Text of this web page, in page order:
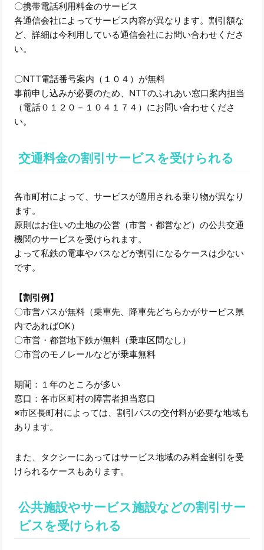
〇携帯電話利用料金のサービス
各通信会社によってサービス内容が異なります。割引額な
ど、詳細は今利用している通信会社にお問い合わせくださ
い。
〇NTT電話番号案内（１０４）が無料
事前申し込みが必要のため、NTTのふれあい窓口案内担当
（電話０１２０－１０４１７４）にお問い合わせくださ
い。
交通料金の割引サービスを受けられる
各市町村によって、サービスが適用される乗り物が異なり
ます。
原則はお住いの土地の公営（市営・都営など）の公共交通
機関のサービスを受けられます。
よって私鉄の電車やバスなどが割引になるケースは少ない
です。
【割引例】
〇市営バスが無料（乗車先、降車先どちらかがサービス県
内であればOK）
〇市営・都営地下鉄が無料（乗車区間なし）
〇市営のモノレールなどが乗車無料
期間：１年のところが多い
窓口：各市区町村の障害者担当窓口
※市区長町村によっては、割引パスの交付料が必要な地域も
あります。
また、タクシーにあってはサービス地域のみ料金割引を受
けられるケースもあります。
公共施設やサービス施設などの割引サー
ビスを受けられる